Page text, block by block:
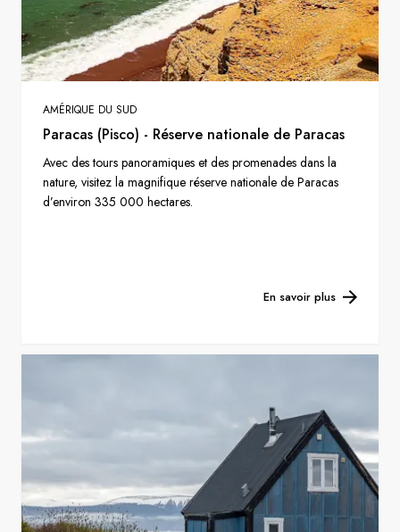
AMÉRIQUE DU SUD
Paracas (Pisco) - Réserve nationale de Paracas
Avec des tours panoramiques et des promenades dans la
nature, visitez la magnifique réserve nationale de Paracas
d’environ 335 000 hectares.
En savoir plus